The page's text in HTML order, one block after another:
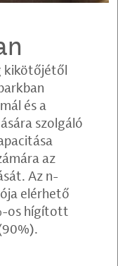
kikötőjétől
és a
szolgáló
az
Az n-
elérhető
os hígított